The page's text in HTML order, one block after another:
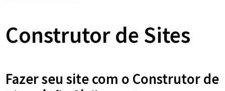
Construtor de Sites
Fazer seu site com o Construtor de